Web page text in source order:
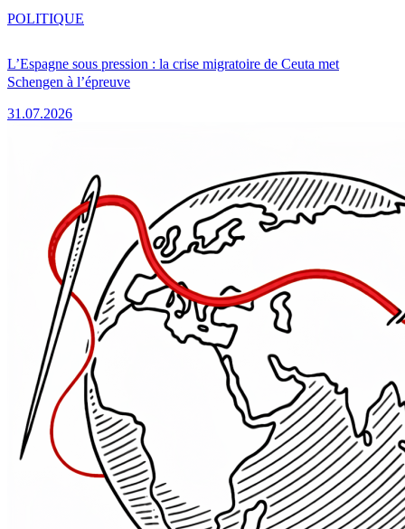
L’Espagne sous pression : la crise migratoire de Ceuta met
Schengen à l’épreuve
31.07.2026
POLITIQUE